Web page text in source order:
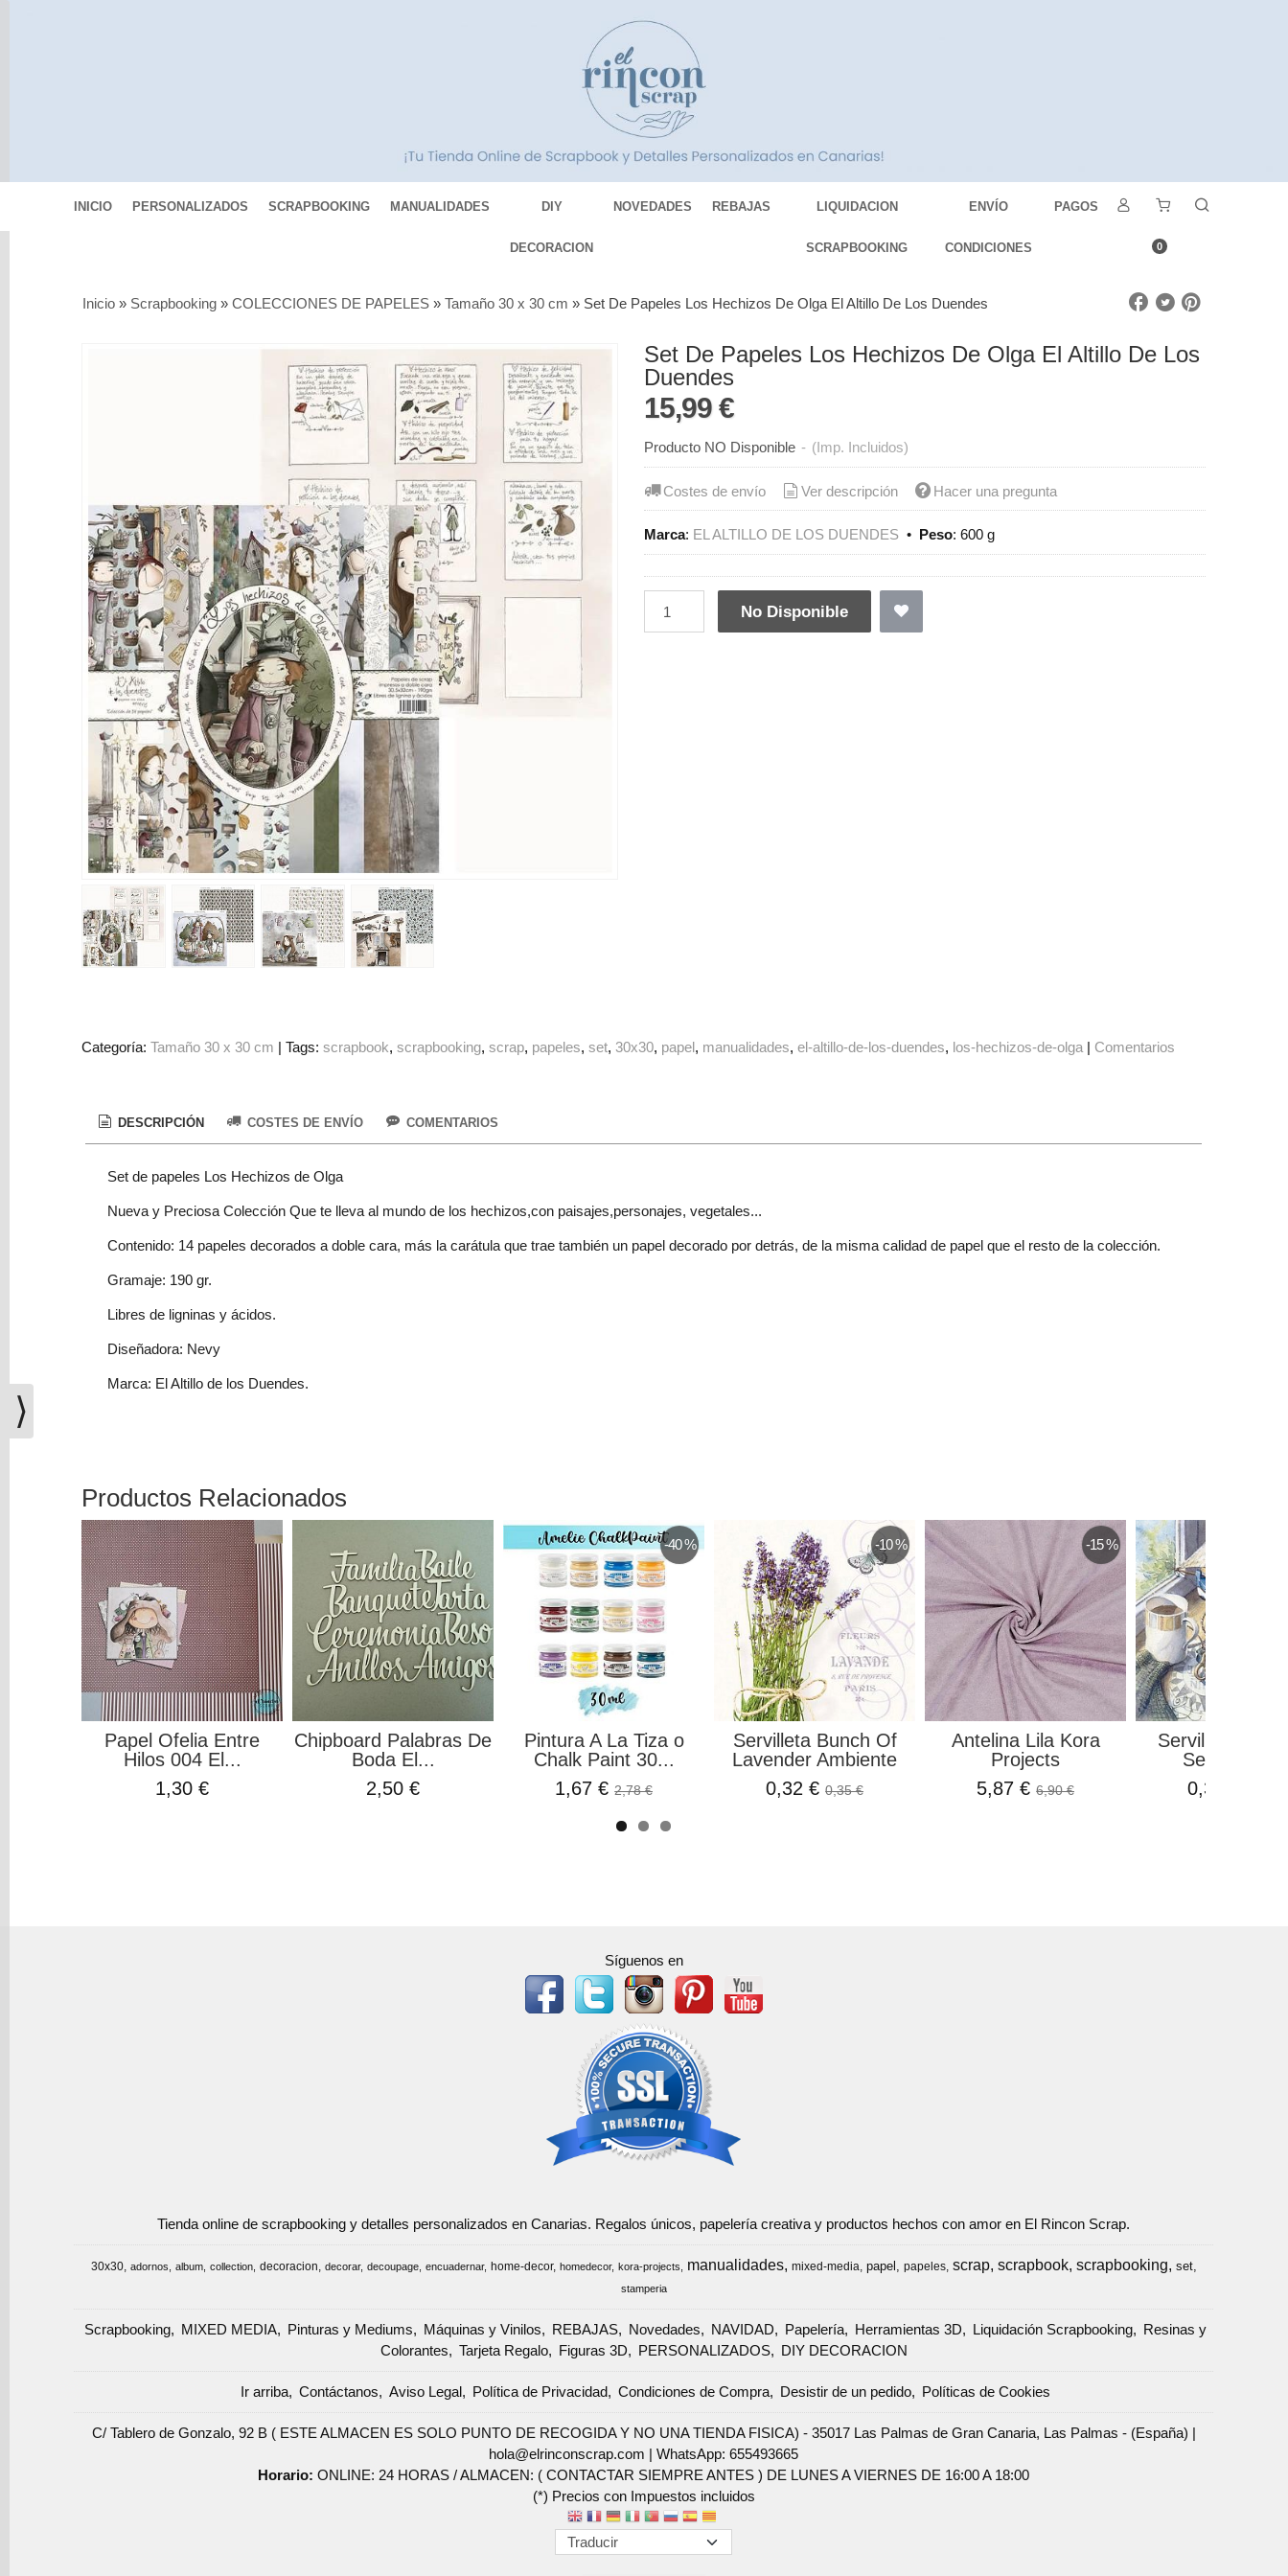
INICIO PERSONALIZADOS SCRAPBOOKING MANUALIDADES DIY
DECORACION
NOVEDADES REBAJAS LIQUIDACION
SCRAPBOOKING
ENVÍO
CONDICIONES
PAGOS
0
Vinilos
REBAJAS
Novedades
NAVIDAD
Papelería
Herramientas
Liquidación
Scrapbooking
Resinas
Colorantes
Regalo
Figuras
DIY
Marcas
Carrito
Redes
Sociales
Instagram
Facebook
Youtube
Inicio » Scrapbooking »COLECCIONES DE PAPELES »Tamaño 30 x 30 cm» Set De Papeles Los Hechizos De Olga El Altillo De Los Duendes
Set De Papeles Los Hechizos De Olga El Altillo De Los
Duendes
15,99 €
Producto NO Disponible - (Imp. Incluidos)
Costes de envío Ver descripción Hacer una pregunta
Marca: EL ALTILLO DE LOS DUENDES • Peso:600 g
No Disponible
Categoría:Tamaño 30 x 30 cm |Tags:scrapbook scrapbooking scrap papeles set 30x30 papel manualidades el-altillo-de-los-duendes los-hechizos-de-olga | Comentarios
DESCRIPCIÓN COSTES DE ENVÍO COMENTARIOS
Set de papeles Los Hechizos de Olga
Nueva y Preciosa Colección Que te lleva al mundo de los hechizos,con paisajes,personajes, vegetales...
Contenido: 14 papeles decorados a doble cara, más la carátula que trae también un papel decorado por detrás, de la misma calidad de papel que el resto de la colección.
Gramaje: 190 gr.
Libres de ligninas y ácidos.
Diseñadora: Nevy
Marca: El Altillo de los Duendes.
Productos Relacionados
Papel Ofelia Entre
Hilos 004 El...
1,30 €
Chipboard Palabras De
Boda El...
2,50 €
-40 %
Pintura A La Tiza o
Chalk Paint 30...
1,67 €2,78 €
-10 %
Servilleta Bunch Of
Lavender Ambiente
0,32 €0,35 €
-15 %
Antelina Lila Kora
Projects
5,87 €6,90 €
Servilleta
Setting
0,32 €
Síguenos en
Tienda online de scrapbooking y detalles personalizados en Canarias. Regalos únicos, papelería creativa y productos hechos con amor en El Rincon Scrap.
30x30 adornos album collection decoracion decorar decoupage encuadernar home-decor homedecor kora-projects manualidades mixed-media papel papeles scrap scrapbook scrapbooking set
stamperia
Scrapbooking MIXED MEDIA Pinturas y Mediums Máquinas y Vinilos REBAJAS Novedades NAVIDAD Papelería Herramientas 3D Liquidación Scrapbooking
Resinas y
Colorantes
Tarjeta Regalo Figuras 3D PERSONALIZADOS DIY DECORACION
Ir arriba Contáctanos Aviso Legal Política de Privacidad Condiciones de Compra Desistir de un pedido Políticas de Cookies
C/ Tablero de Gonzalo, 92 B ( ESTE ALMACEN ES SOLO PUNTO DE RECOGIDA Y NO UNA TIENDA FISICA) - 35017 Las Palmas de Gran Canaria, Las Palmas - (España) |
hola@elrinconscrap.com |WhatsApp: 655493665
Horario:ONLINE: 24 HORAS / ALMACEN: ( CONTACTAR SIEMPRE ANTES ) DE LUNES A VIERNES DE 16:00 A 18:00
(*) Precios con Impuestos incluidos
⟩